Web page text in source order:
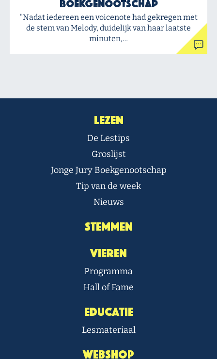
Boekgenootschap
"Nadat iedereen een voicenote had gekregen met
de stem van Melody, duidelijk van haar laatste
minuten,…
Lezen
De Lestips
Groslijst
Jonge Jury Boekgenootschap
Tip van de week
Nieuws
Stemmen
Vieren
Programma
Hall of Fame
Educatie
Lesmateriaal
Webshop